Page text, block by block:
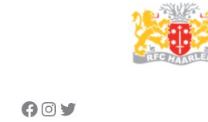
Facebook
Instagram
Twitter